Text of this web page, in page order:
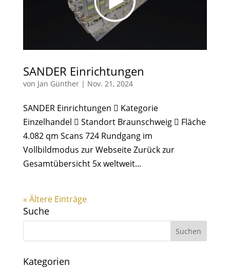
SANDER Einrichtungen
von Jan Günther| Nov. 21, 2024
SANDER Einrichtungen  Kategorie
Einzelhandel  Standort Braunschweig  Fläche
4.082 qm Scans 724 Rundgang im
Vollbildmodus zur Webseite Zurück zur
Gesamtübersicht 5x weltweit...
« Ältere Einträge
Suche
Kategorien